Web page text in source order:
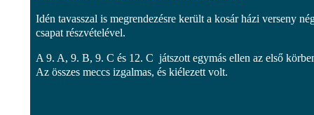
Idén tavasszal is megrendezésre került a kosár házi verseny
csapat részvételével.
A 9. A, 9. B, 9. C és 12. C játszott egymás ellen az első
Az összes meccs izgalmas, és kiélezett volt.